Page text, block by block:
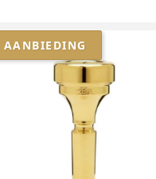
AANBIEDING